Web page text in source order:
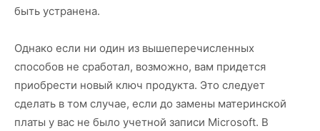
быть устранена.
Однако если ни один из вышеперечисленных
способов не сработал, возможно, вам придется
приобрести новый ключ продукта. Это следует
сделать в том случае, если до замены материнской
платы у вас не было учетной записи Microsoft. В